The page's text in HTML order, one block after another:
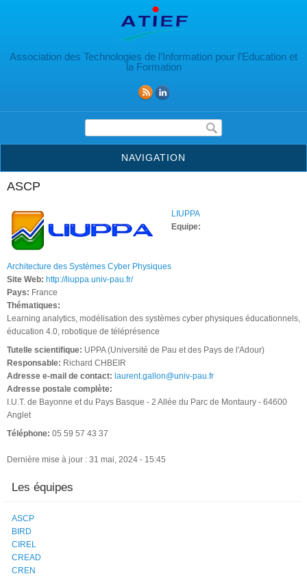
Association des Technologies de l’Information pour l’Education et
la Formation
Formulaire de recherche
NAVIGATION
ASCP
LIUPPA
Equipe:
Architecture des Systèmes Cyber Physiques
Site Web: http://liuppa.univ-pau.fr/
Pays: France
Thématiques:
Learning analytics, modélisation des systèmes cyber physiques éducationnels,
éducation 4.0, robotique de téléprésence
Tutelle scientifique: UPPA (Université de Pau et des Pays de l'Adour)
Responsable: Richard CHBEIR
Adresse e-mail de contact: laurent.gallon@univ-pau.fr
Adresse postale complète:
I.U.T. de Bayonne et du Pays Basque - 2 Allée du Parc de Montaury - 64600
Anglet
Téléphone: 05 59 57 43 37
Dernière mise à jour : 31 mai, 2024 - 15:45
Les équipes
ASCP
BIRD
CIREL
CREAD
CREN